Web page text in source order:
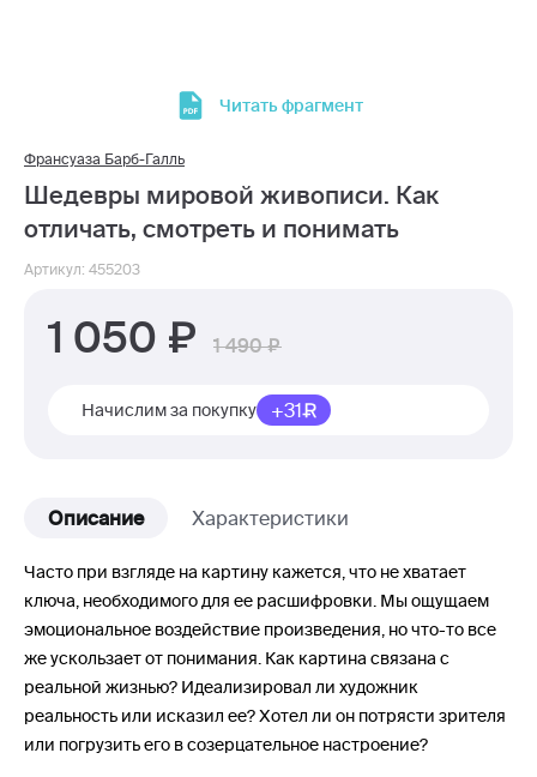
Читать фрагмент
Франсуаза Барб-Галль
Шедевры мировой живописи. Как
отличать, смотреть и понимать
Артикул: 455203
1 050 1 490
Начислим за покупку +31
Описание Характеристики
Часто при взгляде на картину кажется, что не хватает
ключа, необходимого для ее расшифровки. Мы ощущаем
эмоциональное воздействие произведения, но что-то все
же ускользает от понимания. Как картина связана с
реальной жизнью? Идеализировал ли художник
реальность или исказил ее? Хотел ли он потрясти зрителя
или погрузить его в созерцательное настроение?